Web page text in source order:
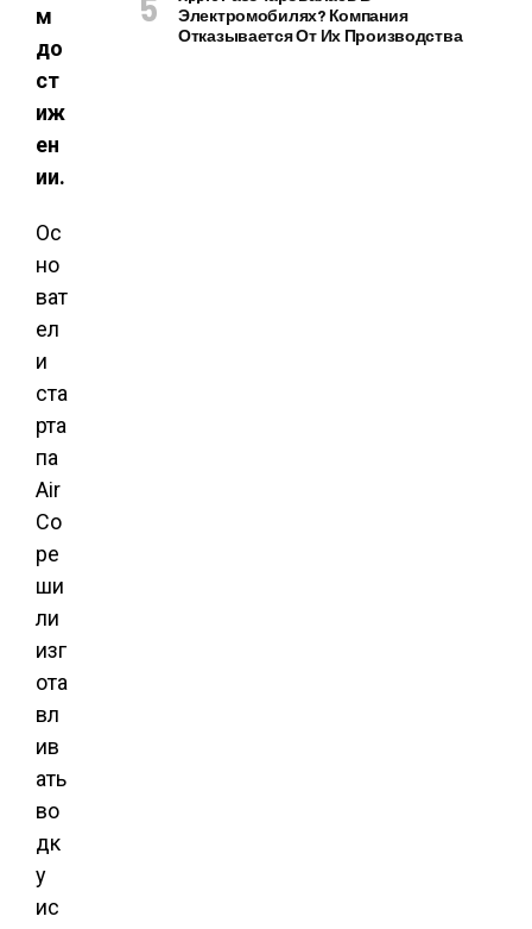
м
до
ст
иж
ен
ии.
Ос
но
ват
ел
и
ста
рта
па
Air
Co
ре
ши
ли
изг
ота
вл
ив
ать
во
дк
у
ис
Электромобилях? Компания
Отказывается От Их Производства